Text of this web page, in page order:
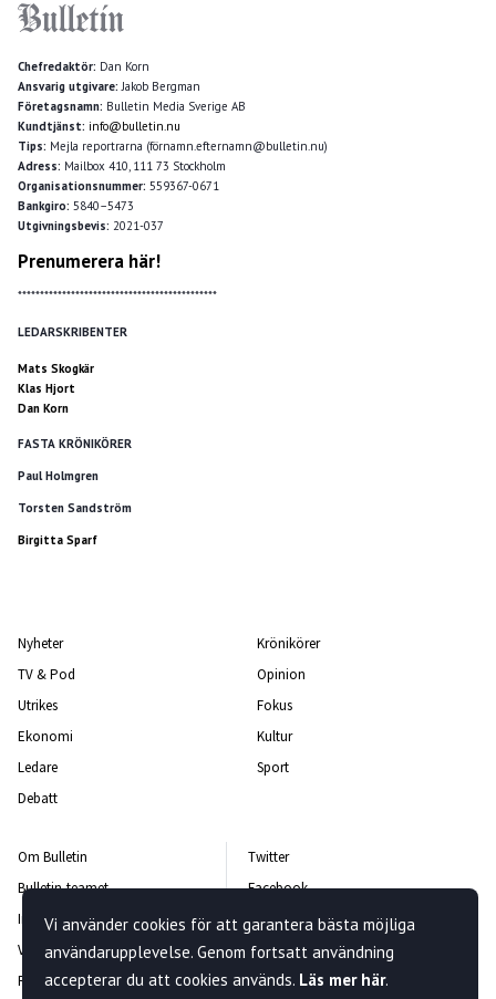
Chefredaktör: Dan Korn
Ansvarig utgivare:Jakob Bergman
Företagsnamn: Bulletin Media Sverige AB
Kundtjänst: info@bulletin.nu
Tips: Mejla reportrarna (förnamn.efternamn@bulletin.nu)
Adress: Mailbox 410, 111 73 Stockholm
Organisationsnummer: 559367-0671
Bankgiro: 5840–5473
Utgivningsbevis: 2021-037
Prenumerera här!
*********************************************
LEDARSKRIBENTER
Mats Skogkär
Klas Hjort
Dan Korn
FASTA KRÖNIKÖRER
Paul Holmgren
Torsten Sandström
Birgitta Sparf
Nyheter
TV & Pod
Utrikes
Ekonomi
Ledare
Debatt
Krönikörer
Opinion
Fokus
Kultur
Sport
Om Bulletin
Bulletin-teamet
Integritetspolicy
Vanliga frågor och svar
Rättelsepolicy
Twitter
Facebook
Instagram
Kontakta oss
Nyhetsbrev
Vi använder cookies för att garantera bästa möjliga
användarupplevelse. Genom fortsatt användning
accepterar du att cookies används. Läs mer här.